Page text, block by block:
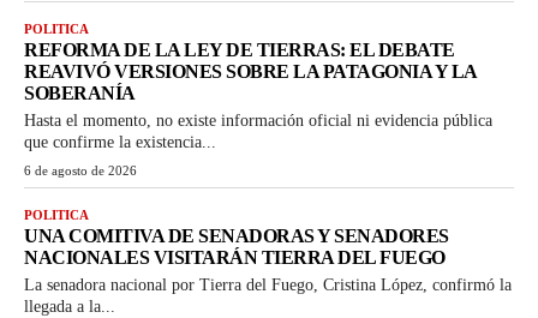
POLITICA
REFORMA DE LA LEY DE TIERRAS: EL DEBATE
REAVIVÓ VERSIONES SOBRE LA PATAGONIA Y LA
SOBERANÍA
Hasta el momento, no existe información oficial ni evidencia pública
que confirme la existencia...
6 de agosto de 2026
POLITICA
UNA COMITIVA DE SENADORAS Y SENADORES
NACIONALES VISITARÁN TIERRA DEL FUEGO
La senadora nacional por Tierra del Fuego, Cristina López, confirmó la
llegada a la...